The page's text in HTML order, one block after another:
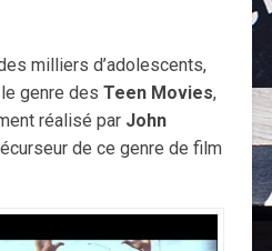
milliers d’adolescents,
genre des Teen Movies,
réalisé par John
de ce genre de film